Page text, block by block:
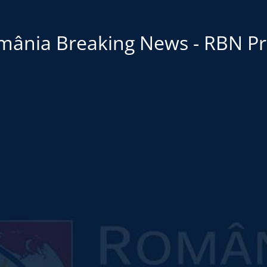
Breaking News - RBN